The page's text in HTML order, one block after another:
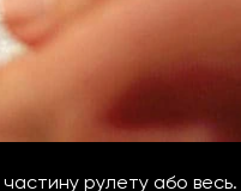
рулету або